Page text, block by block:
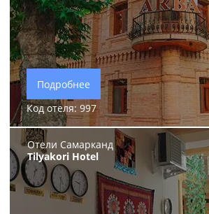
Подробнее
Код отеля: 997
Отели Самарканд
Tilyakori Hotel